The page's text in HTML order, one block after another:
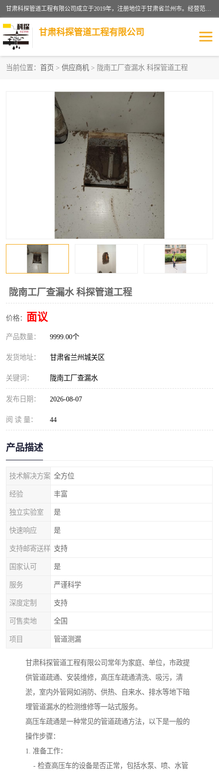
甘肃科探管道工程有限公司成立于2019年，注册地位于甘肃省兰州市。经营范围包括管道安装、清洗、疏通、维修、检测，防水工程，工程钻孔，化粪池清理，暖气安装，给排水管道安装维修，室内外管道如消防、供水、供热管道漏水检测定位，室内外防水堵漏等。
甘肃科探管道工程有限公司
当前位置： 首页 > 供应商机 > 陇南工厂查漏水 科探管道工程
陇南工厂查漏水 科探管道工程
价格： 面议
产品数量： 9999.00个
发货地址： 甘肃省兰州城关区
关键词： 陇南工厂查漏水
发布日期： 2026-08-07
阅 读 量： 44
产品描述
技术解决方案 全方位
经验 丰富
独立实验室 是
快速响应 是
支持邮寄送样 支持
国家认可 是
服务 严谨科学
深度定制 支持
可售卖地 全国
项目 管道测漏
甘肃科探管道工程有限公司常年为家庭、单位，市政提
供管道疏通、安装维修，高压车疏通清洗、吸污，清
淤，室内外管网如消防、供热、自来水、排水等地下暗
埋管道漏水的检测维修等一站式服务。
高压车疏通是一种常见的管道疏通方法，以下是一般的
操作步骤：
1. 准备工作：
- 检查高压车的设备是否正常，包括水泵、喷、水管
漏水检查维修 消防管道漏水
供热管道漏水 排水管道漏水
自来水管漏水 管道疏通
高压车疏通清淤